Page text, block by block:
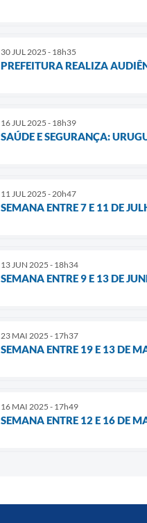
30 JUL 2025 - 18h35
PREFEITURA REALIZA
16 JUL 2025 - 18h39
SAÚDE E SEGURANÇA:
11 JUL 2025 - 20h47
SEMANA ENTRE 7 E 11 DE
13 JUN 2025 - 18h34
SEMANA ENTRE 9 E 13 DE
23 MAI 2025 - 17h37
SEMANA ENTRE 19 E 13 DE
16 MAI 2025 - 17h49
SEMANA ENTRE 12 E 16 DE